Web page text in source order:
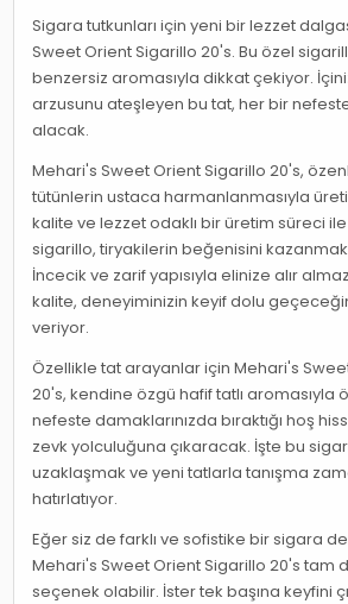
Sigara tutkunları için yeni bir lezzet
Sweet Orient Sigarillo 20's. Bu özel
benzersiz aromasıyla dikkat çekiyor.
arzusunu ateşleyen bu tat, her bir
alacak.
Mehari's Sweet Orient Sigarillo 20's,
tütünlerin ustaca harmanlanmasıyla
kalite ve lezzet odaklı bir üretim süreci
sigarillo, tiryakilerin beğenisini
İncecik ve zarif yapısıyla elinize alır
kalite, deneyiminizin keyif dolu
veriyor.
Özellikle tat arayanlar için Mehari's
20's, kendine özgü hafif tatlı aromasıyla
nefeste damaklarınızda bıraktığı hoş
zevk yolculuğuna çıkaracak. İşte bu
uzaklaşmak ve yeni tatlarla tanışma
hatırlatıyor.
Eğer siz de farklı ve sofistike bir sigara
Mehari's Sweet Orient Sigarillo 20's tam
seçenek olabilir. İster tek başına keyfini